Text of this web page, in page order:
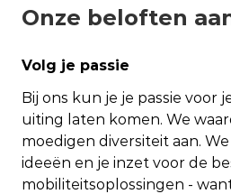
Onze beloften
Volg je passie
Bij ons kun je je passie voor
uiting laten komen. We
moedigen diversiteit aan.
ideeën en je inzet voor de
mobiliteitsoplossingen -